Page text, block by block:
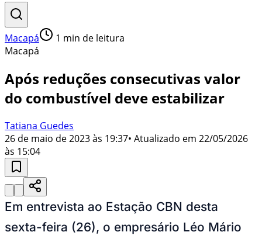
Macapá 1 min de leitura
Macapá
Após reduções consecutivas valor
do combustível deve estabilizar
Tatiana Guedes
26 de maio de 2023 às 19:37• Atualizado em 22/05/2026
às 15:04
Em entrevista ao Estação CBN desta
sexta-feira (26), o empresário Léo Mário